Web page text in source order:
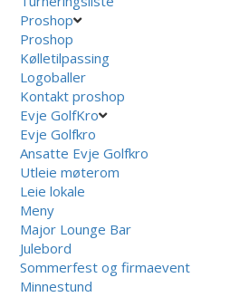
Proshop
Proshop
Kølletilpassing
Logoballer
Kontakt proshop
Evje GolfKro
Evje Golfkro
Ansatte Evje Golfkro
Utleie møterom
Leie lokale
Meny
Major Lounge Bar
Julebord
Sommerfest og firmaevent
Minnestund